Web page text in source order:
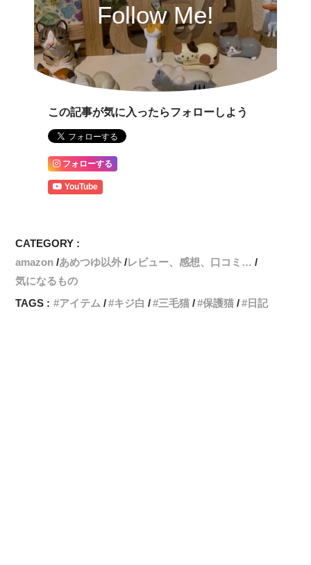
Follow Me!
この記事が気に入ったらフォローしよう
フォローする
YouTube
CATEGORY :
amazon あめつゆ以外 レビュー、感想、口コミ…
気になるもの
TAGS :
アイテム キジ白 三毛猫 保護猫 日記